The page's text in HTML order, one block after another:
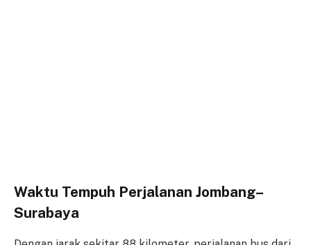
Waktu Tempuh Perjalanan Jombang–
Surabaya